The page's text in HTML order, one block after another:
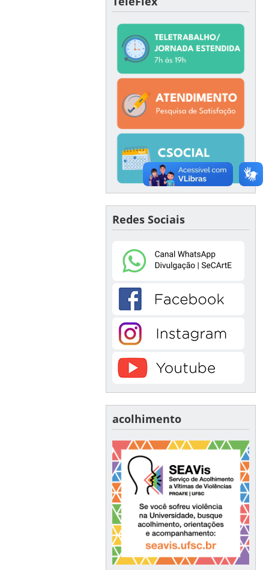
Redes Sociais
acolhimento